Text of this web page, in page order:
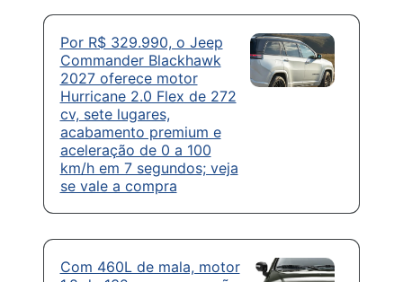
Por R$ 329.990, o Jeep
Commander Blackhawk
2027 oferece motor
Hurricane 2.0 Flex de 272
cv, sete lugares,
acabamento premium e
aceleração de 0 a 100
km/h em 7 segundos; veja
se vale a compra
Com 460L de mala, motor